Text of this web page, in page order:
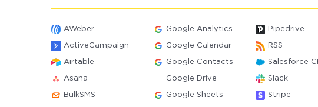
AWeber Google Analytics Pipedrive
ActiveCampaign Google Calendar RSS
Airtable Google Contacts Salesforce
Asana Google Drive Slack
BulkSMS Google Sheets Stripe